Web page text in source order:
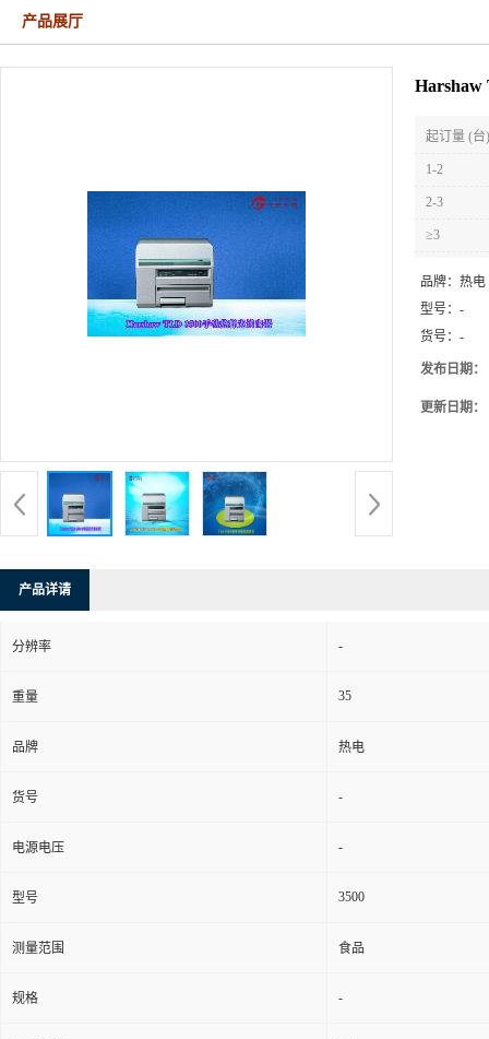
产品展厅
Harshaw
起订量 (台)
1-2
2-3
≥3
品牌： 热电
型号： -
货号： -
发布日期：
更新日期：
产品详请
分辨率 -
重量 35
品牌 热电
货号 -
电源电压 -
型号 3500
测量范围 食品
规格 -